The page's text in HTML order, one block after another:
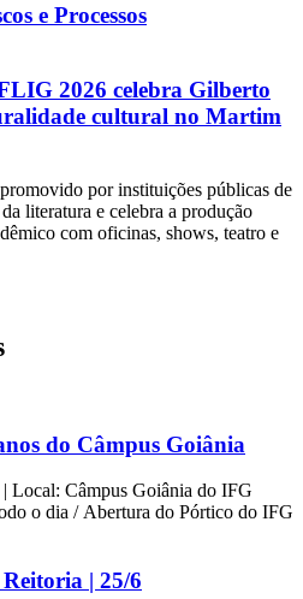
e Processos
2026 celebra Gilberto
cultural no Martim
por instituições públicas de
literatura e celebra a produção
com oficinas, shows, teatro e
do Câmpus Goiânia
Local: Câmpus Goiânia do IFG
o dia / Abertura do Pórtico do IFG
| 25/6